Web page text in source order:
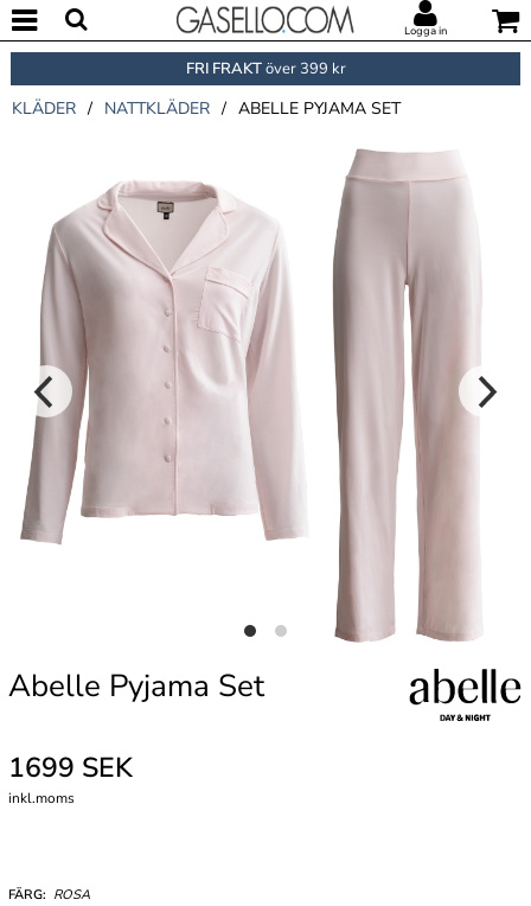
Logga in
FRI FRAKTöver 399 kr
KLÄDER / NATTKLÄDER / ABELLE PYJAMA SET
Abelle Pyjama Set
1699 SEK
inkl.moms
FÄRG: ROSA